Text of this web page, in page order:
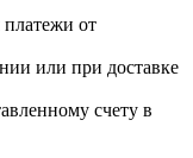
от
или при доставке
счету в